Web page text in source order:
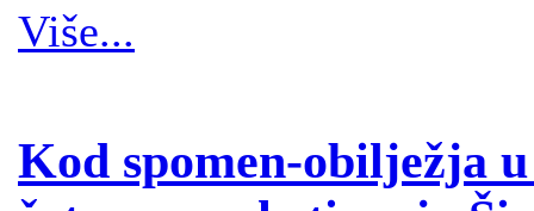
Više...
Kod spomen-obilježja